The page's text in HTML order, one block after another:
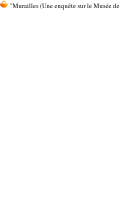
"Murailles (Une enquête sur le Musée